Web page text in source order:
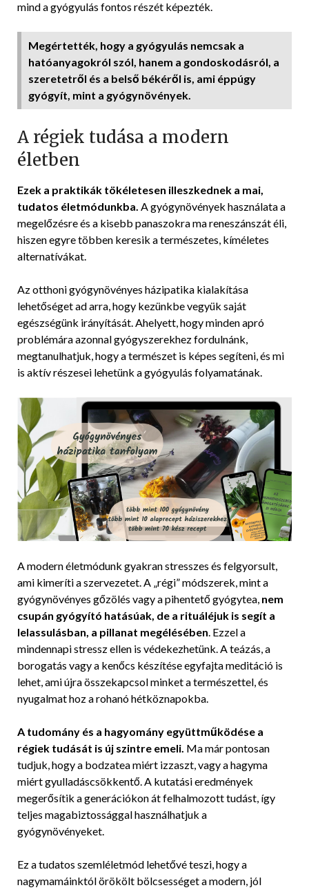
mind a gyógyulás fontos részét képezték.
Megértették, hogy a gyógyulás nemcsak a
hatóanyagokról szól, hanem a gondoskodásról, a
szeretetről és a belső békéről is, ami éppúgy
gyógyít, mint a gyógynövények.
A régiek tudása a modern
életben
Ezek a praktikák tökéletesen illeszkednek a mai,
tudatos életmódunkba. A gyógynövények használata a
megelőzésre és a kisebb panaszokra ma reneszánszát éli,
hiszen egyre többen keresik a természetes, kíméletes
alternatívákat.
Az otthoni gyógynövényes házipatika kialakítása
lehetőséget ad arra, hogy kezünkbe vegyük saját
egészségünk irányítását. Ahelyett, hogy minden apró
problémára azonnal gyógyszerekhez fordulnánk,
megtanulhatjuk, hogy a természet is képes segíteni, és mi
is aktív részesei lehetünk a gyógyulás folyamatának.
A modern életmódunk gyakran stresszes és felgyorsult,
ami kimeríti a szervezetet. A „régi” módszerek, mint a
gyógynövényes gőzölés vagy a pihentető gyógytea, nem
csupán gyógyító hatásúak, de a rituáléjuk is segít a
lelassulásban, a pillanat megélésében . Ezzel a
mindennapi stressz ellen is védekezhetünk. A teázás, a
borogatás vagy a kenőcs készítése egyfajta meditáció is
lehet, ami újra összekapcsol minket a természettel, és
nyugalmat hoz a rohanó hétköznapokba.
A tudomány és a hagyomány együttműködése a
régiek tudását is új szintre emeli. Ma már pontosan
tudjuk, hogy a bodzatea miért izzaszt, vagy a hagyma
miért gyulladáscsökkentő. A kutatási eredmények
megerősítik a generációkon át felhalmozott tudást, így
teljes magabiztossággal használhatjuk a
gyógynövényeket.
Ez a tudatos szemléletmód lehetővé teszi, hogy a
nagymamáinktól örökölt bölcsességet a modern, jól